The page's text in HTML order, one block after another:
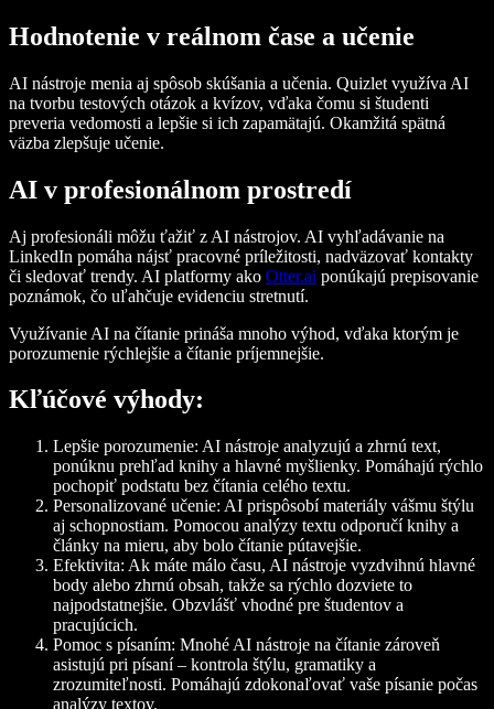
Hodnotenie v reálnom čase a učenie
AI nástroje menia aj spôsob skúšania a učenia. Quizlet využíva AI
na tvorbu testových otázok a kvízov, vďaka čomu si študenti
preveria vedomosti a lepšie si ich zapamätajú. Okamžitá spätná
väzba zlepšuje učenie.
AI v profesionálnom prostredí
Aj profesionáli môžu ťažiť z AI nástrojov. AI vyhľadávanie na
LinkedIn pomáha nájsť pracovné príležitosti, nadväzovať kontakty
či sledovať trendy. AI platformy ako Otter.ai ponúkajú prepisovanie
poznámok, čo uľahčuje evidenciu stretnutí.
Využívanie AI na čítanie prináša mnoho výhod, vďaka ktorým je
porozumenie rýchlejšie a čítanie príjemnejšie.
Kľúčové výhody:
Lepšie porozumenie: AI nástroje analyzujú a zhrnú text,
ponúknu prehľad knihy a hlavné myšlienky. Pomáhajú rýchlo
pochopiť podstatu bez čítania celého textu.
Personalizované učenie: AI prispôsobí materiály vášmu štýlu
aj schopnostiam. Pomocou analýzy textu odporučí knihy a
články na mieru, aby bolo čítanie pútavejšie.
Efektivita: Ak máte málo času, AI nástroje vyzdvihnú hlavné
body alebo zhrnú obsah, takže sa rýchlo dozviete to
najpodstatnejšie. Obzvlášť vhodné pre študentov a
pracujúcich.
Pomoc s písaním: Mnohé AI nástroje na čítanie zároveň
asistujú pri písaní – kontrola štýlu, gramatiky a
zrozumiteľnosti. Pomáhajú zdokonaľovať vaše písanie počas
analýzy textov.